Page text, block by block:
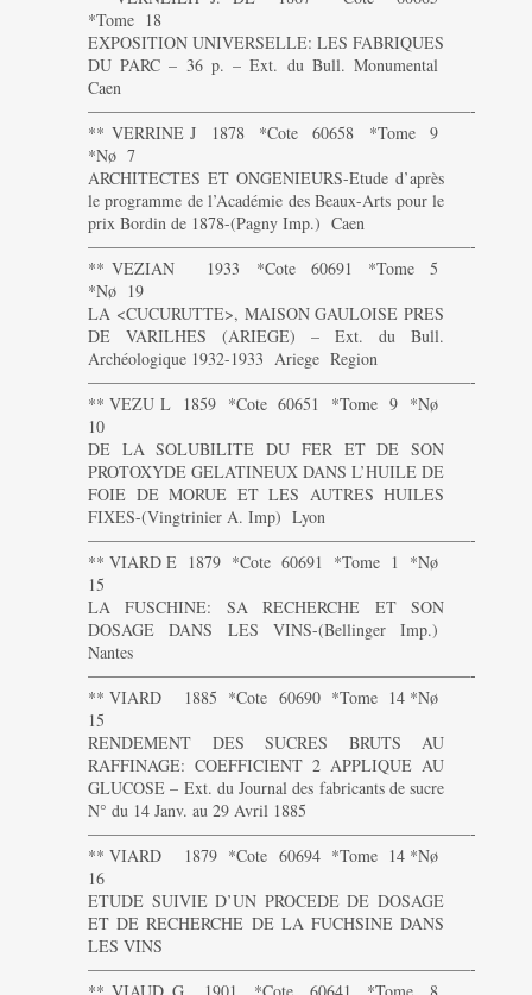
*Tome 18
EXPOSITION UNIVERSELLE: LES FABRIQUES
DU PARC – 36 p. – Ext. du Bull. Monumental
Caen
———————————————————————-
** VERRINE J 1878 *Cote 60658 *Tome 9
*Nø 7
ARCHITECTES ET ONGENIEURS-Etude d’après
le programme de l’Académie des Beaux-Arts pour le
prix Bordin de 1878-(Pagny Imp.) Caen
———————————————————————-
** VEZIAN 1933 *Cote 60691 *Tome 5
*Nø 19
LA <CUCURUTTE>, MAISON GAULOISE PRES
DE VARILHES (ARIEGE) – Ext. du Bull.
Archéologique 1932-1933 Ariege Region
———————————————————————-
** VEZU L 1859 *Cote 60651 *Tome 9 *Nø
10
DE LA SOLUBILITE DU FER ET DE SON
PROTOXYDE GELATINEUX DANS L’HUILE DE
FOIE DE MORUE ET LES AUTRES HUILES
FIXES-(Vingtrinier A. Imp) Lyon
———————————————————————-
** VIARD E 1879 *Cote 60691 *Tome 1 *Nø
15
LA FUSCHINE: SA RECHERCHE ET SON
DOSAGE DANS LES VINS-(Bellinger Imp.)
Nantes
———————————————————————-
** VIARD 1885 *Cote 60690 *Tome 14 *Nø
15
RENDEMENT DES SUCRES BRUTS AU
RAFFINAGE: COEFFICIENT 2 APPLIQUE AU
GLUCOSE – Ext. du Journal des fabricants de sucre
N° du 14 Janv. au 29 Avril 1885
———————————————————————-
** VIARD 1879 *Cote 60694 *Tome 14 *Nø
16
ETUDE SUIVIE D’UN PROCEDE DE DOSAGE
ET DE RECHERCHE DE LA FUCHSINE DANS
LES VINS
———————————————————————-